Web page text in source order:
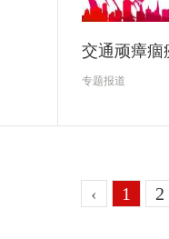
交通顽瘴痼
专题报道
‹ 1 2